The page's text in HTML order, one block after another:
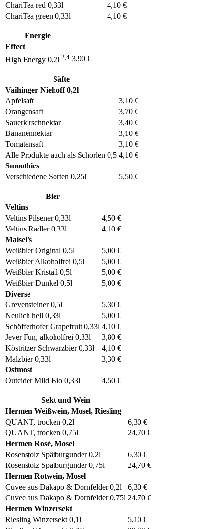
ChariTea red 0,33l
4,10 €
ChariTea green 0,33l
4,10 €
Energie
Effect
High Energy 0,2l 2,4 3,90 €
Säfte
Vaihinger Niehoff 0,2l
Apfelsaft
3,10 €
Orangensaft
3,70 €
Sauerkirschnektar
3,40 €
Bananennektar
3,10 €
Tomatensaft
3,10 €
Alle Produkte auch als Schorlen 0,5 4,10 €
Smoothies
Verschiedene Sorten 0,25l
5,50 €
Bier
Veltins
Veltins Pilsener 0,33l
4,50 €
Veltins Radler 0,33l
4,10 €
Maisel’s
Weißbier Original 0,5l
5,00 €
Weißbier Alkoholfrei 0,5l
5,00 €
Weißbier Kristall 0,5l
5,00 €
Weißbier Dunkel 0,5l
5,00 €
Diverse
Grevensteiner 0,5l
5,30 €
Neulich hell 0,33l
5,00 €
Schöfferhofer Grapefruit 0,33l 4,10 €
Jever Fun, alkoholfrei 0,33l
3,80 €
Köstritzer Schwarzbier 0,33l
4,10 €
Malzbier 0,33l
3,30 €
Ostmost
Outcider Mild Bio 0,33l
4,50 €
Sekt und Wein
Hermen Weißwein, Mosel, Riesling
QUANT, trocken 0,2l
6,30 €
QUANT, trocken 0,75l
24,70 €
Hermen Rosé, Mosel
Rosenstolz Spätburgunder 0,2l
6,30 €
Rosenstolz Spätburgunder 0,75l
24,70 €
Hermen Rotwein, Mosel
Cuvee aus Dakapo & Dornfelder 0,2l
6,30 €
Cuvee aus Dakapo & Dornfelder 0,75l 24,70 €
Hermen Winzersekt
Riesling Winzersekt 0,1l
5,10 €